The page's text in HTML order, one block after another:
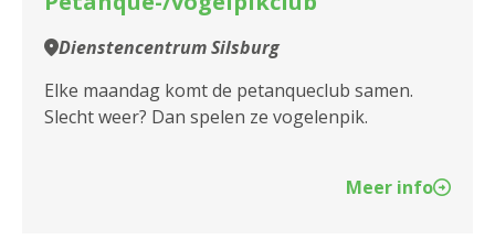
2140 Borgerhout
2170 Merksem
Dienstencentrum Silsburg
Elke maandag komt de petanqueclub samen.
Slecht weer? Dan spelen ze vogelenpik.
Meer info